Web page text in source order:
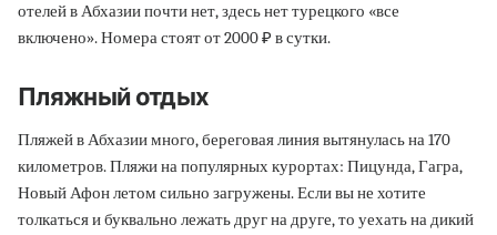
отелей в Абхазии почти нет, здесь нет турецкого «все
включено». Номера стоят от 2000 ₽ в сутки.
Пляжный отдых
Пляжей в Абхазии много, береговая линия вытянулась на 170
километров. Пляжи на популярных курортах: Пицунда, Гагра,
Новый Афон летом сильно загружены. Если вы не хотите
толкаться и буквально лежать друг на друге, то уехать на дикий